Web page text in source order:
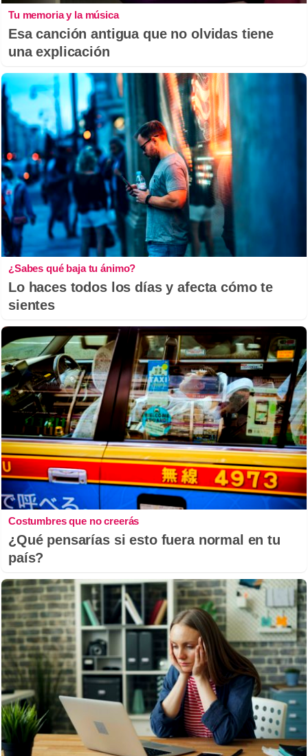
Tu memoria y la música
Esa canción antigua que no olvidas tiene
una explicación
¿Sabes qué baja tu ánimo?
Lo haces todos los días y afecta cómo te
sientes
Costumbres que no creerás
¿Qué pensarías si esto fuera normal en tu
país?